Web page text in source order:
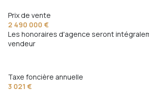
Chauffage individuel : air pulsé
2 garage(s)
2 niveau(x)
Prix de vente
2 490 000 €
Les honoraires d'agence seront
vendeur
Taxe foncière annuelle
3 021 €